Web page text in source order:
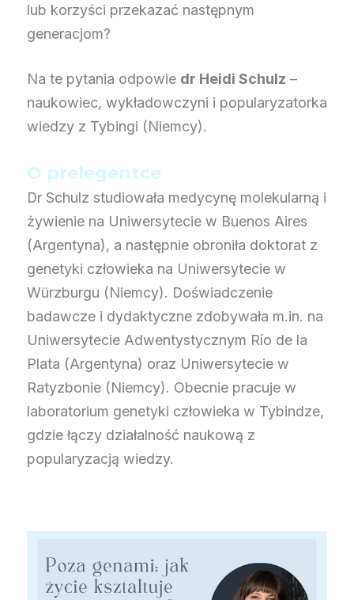
lub korzyści przekazać następnym
generacjom?
Na te pytania odpowie dr Heidi Schulz –
naukowiec, wykładowczyni i popularyzatorka
wiedzy z Tybingi (Niemcy).
O prelegentce
Dr Schulz studiowała medycynę molekularną i
żywienie na Uniwersytecie w Buenos Aires
(Argentyna), a następnie obroniła doktorat z
genetyki człowieka na Uniwersytecie w
Würzburgu (Niemcy). Doświadczenie
badawcze i dydaktyczne zdobywała m.in. na
Uniwersytecie Adwentystycznym Río de la
Plata (Argentyna) oraz Uniwersytecie w
Ratyzbonie (Niemcy). Obecnie pracuje w
laboratorium genetyki człowieka w Tybindze,
gdzie łączy działalność naukową z
popularyzacją wiedzy.